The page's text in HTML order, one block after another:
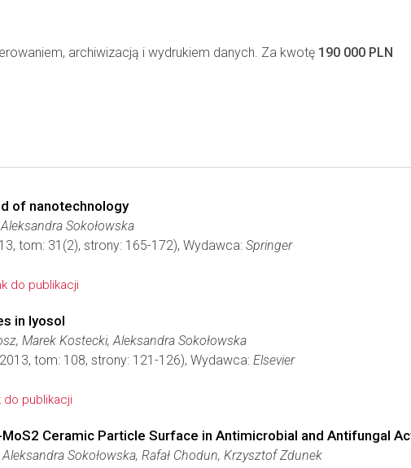
archiwizacją i wydrukiem danych. Za kwotę 190 000 PLN
of nanotechnology
Sokołowska
tom: 31(2), strony: 165-172), Wydawca: Springer
do publikacji
in lyosol
Marek Kostecki, Aleksandra Sokołowska
tom: 108, strony: 121-126), Wydawca: Elsevier
do publikacji
Ceramic Particle Surface in Antimicrobial and Antifungal
Sokołowska, Rafał Chodun, Krzysztof Zdunek